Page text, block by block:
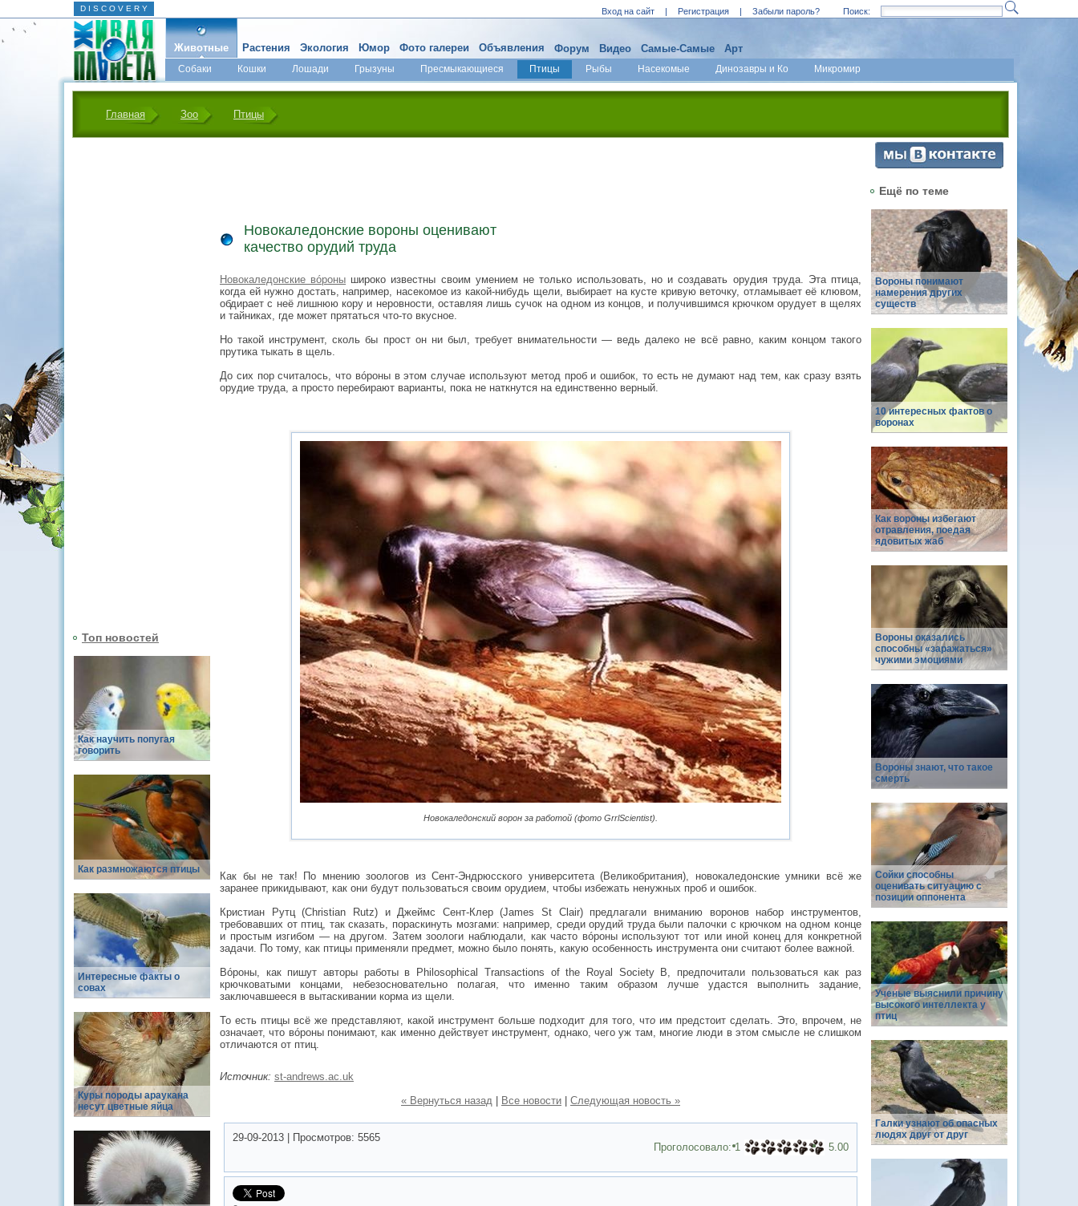
D I S C O V E R Y Вход на сайт | Регистрация | Забыли пароль? Поиск:
Животные
Собаки Кошки Лошади Грызуны Пресмыкающиеся Птицы Рыбы Насекомые Динозавры и Ко Микромир
Растения Экология Юмор Фото галереи Объявления Форум Видео Самые-Самые Арт
Главная Зоо Птицы
Топ новостей
Как научить попугая
говорить
Как размножаются птицы
Интересные факты о
совах
Куры породы араукана
несут цветные яйца
Новокаледонские вороны оценивают
качество орудий труда
Новокаледонские вóроны широко известны своим умением не только использовать, но и создавать орудия труда. Эта птица,
когда ей нужно достать, например, насекомое из какой-нибудь щели, выбирает на кусте кривую веточку, отламывает её клювом,
обдирает с неё лишнюю кору и неровности, оставляя лишь сучок на одном из концов, и получившимся крючком орудует в щелях
и тайниках, где может прятаться что-то вкусное.
Но такой инструмент, сколь бы прост он ни был, требует внимательности — ведь далеко не всё равно, каким концом такого
прутика тыкать в щель.
До сих пор считалось, что вóроны в этом случае используют метод проб и ошибок, то есть не думают над тем, как сразу взять
орудие труда, а просто перебирают варианты, пока не наткнутся на единственно верный.
Новокаледонский ворон за работой (фото GrrlScientist).
Как бы не так! По мнению зоологов из Сент-Эндрюсского университета (Великобритания), новокаледонские умники всё же
заранее прикидывают, как они будут пользоваться своим орудием, чтобы избежать ненужных проб и ошибок.
Кристиан Рутц (Christian Rutz) и Джеймс Сент-Клер (James St Clair) предлагали вниманию воронов набор инструментов,
требовавших от птиц, так сказать, пораскинуть мозгами: например, среди орудий труда были палочки с крючком на одном конце
и простым изгибом — на другом. Затем зоологи наблюдали, как часто вóроны используют тот или иной конец для конкретной
задачи. По тому, как птицы применяли предмет, можно было понять, какую особенность инструмента они считают более важной.
Вóроны, как пишут авторы работы в Philosophical Transactions of the Royal Society B, предпочитали пользоваться как раз
крючковатыми концами, небезосновательно полагая, что именно таким образом лучше удастся выполнить задание,
заключавшееся в вытаскивании корма из щели.
То есть птицы всё же представляют, какой инструмент больше подходит для того, чтоим предстоит сделать. Это, впрочем, не
означает, что вóроны понимают, как именно действует инструмент, однако, чего уж там, многие люди в этом смысле не слишком
отличаются от птиц.
Источник: st-andrews.ac.uk
« Вернуться назад
Все новости Следующая новость »
29-09-2013 Просмотров: 5565
Проголосовало:1 5.00
Ещё по теме
Вороны понимают
намерения других
существ
10 интересных фактов о
воронах
Как вороны избегают
отравления, поедая
ядовитых жаб
Вороны оказались
способны «заражаться»
чужими эмоциями
Вороны знают, что такое
смерть
Сойки способны
оценивать ситуацию с
позиции оппонента
Ученые выяснили причину
высокого интеллекта у
птиц
Галки узнают об опасных
людях друг от друг